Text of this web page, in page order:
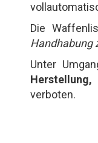
Die
Handhabung
Unter
Herstellung,
verboten.